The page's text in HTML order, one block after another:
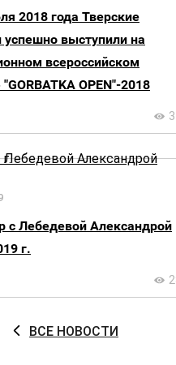
2018 года Тверские
успешно выступили на
всероссийском
OPEN"-2018
с Лебедевой Александрой
г.
ВСЕ НОВОСТИ